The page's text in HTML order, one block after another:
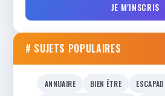
JE M'INSCRIS
# SUJETS POPULAIRES
ANNUAIRE BIEN ÊTRE